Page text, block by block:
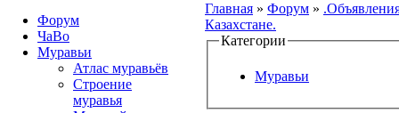
Главная » Форум »
Казахстане.
Категории
Муравьи
Форум
ЧаВо
Муравьи
Атлас муравьёв
Строение
муравья